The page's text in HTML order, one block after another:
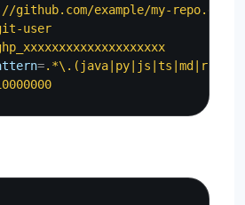
github.com/example/my-repo.git
user
=